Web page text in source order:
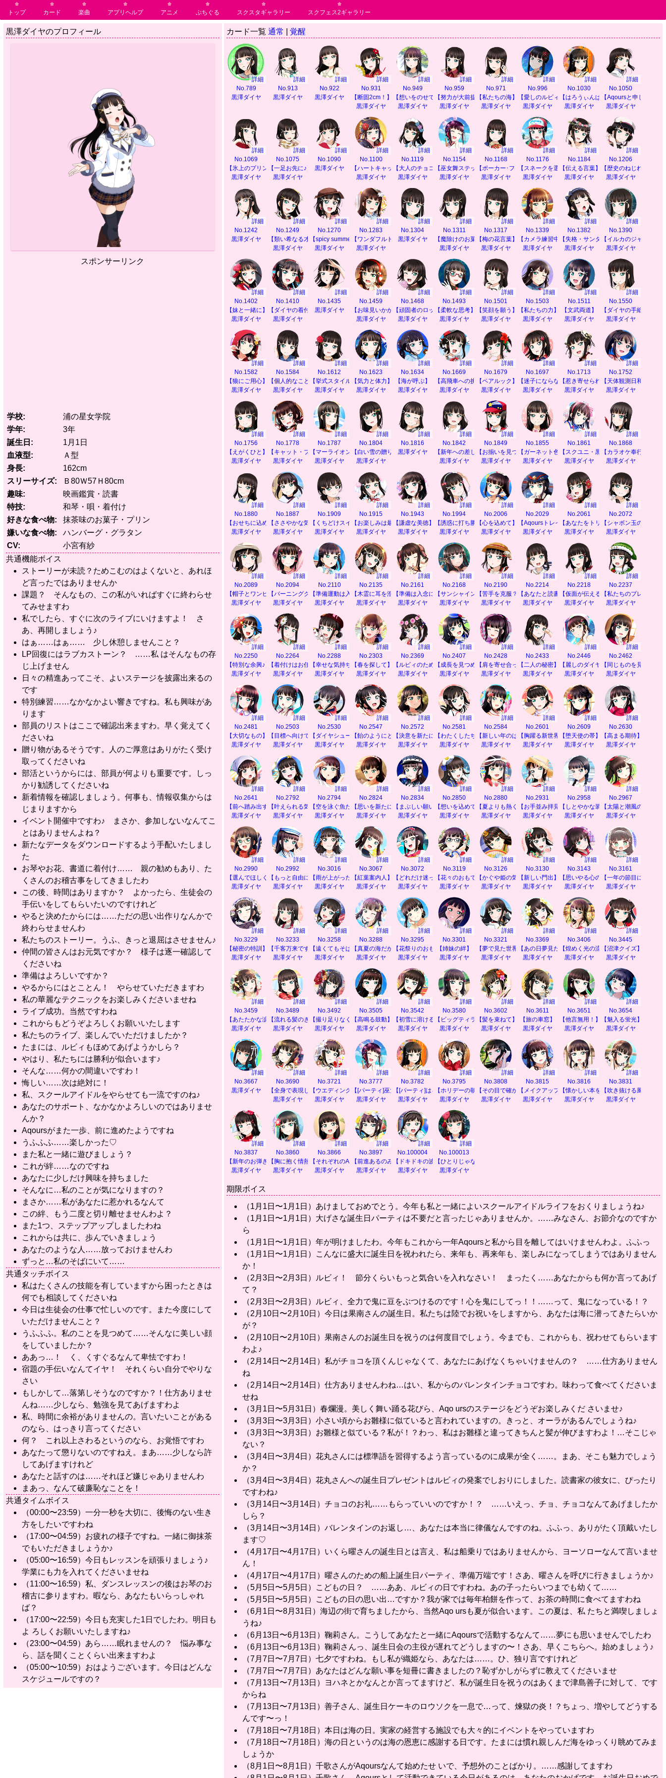
トップ カード 楽曲 アプリヘルプ アニメ ぷちぐる スクスタギャラリー スクフェス2ギャラリー
黒澤ダイヤのプロフィール
スポンサーリンク
学校
浦の星女学院
学年
3年
誕生日
1月1日
血液型
Ａ型
身長
162cm
スリーサイズ
Ｂ80Ｗ57Ｈ80cm
趣味
映画鑑賞・読書
特技
和琴・唄・着付け
好きな食べ物
抹茶味のお菓子・プリン
嫌いな食べ物
ハンバーグ・グラタン
CV
小宮有紗
共通機能ボイス
ストーリーが未読？ためこむのはよくないと、あれほ
ど言ったではありませんか
課題？ そんなもの、この私がいればすぐに終わらせ
てみせますわ
私でしたら、すぐに次のライブにいけますよ！ さ
あ、再開しましょう♪
はぁ……はぁ…… 少し休憩しませんこと？
LP回復にはラブカストーン？ ……私 はそんなもの存
じ上げません
日々の精進あってこそ、よいステージを披露出来るの
です
特別練習……なかなかよい響きですね。私も興味があ
ります
部員のリストはここで確認出来ますわ。早く覚えてく
ださいね
贈り物があるそうです。人のご厚意はありがたく受け
取ってくださいね
部活というからには、部員が何よりも重要です。しっ
かり勧誘してくださいね
新着情報を確認しましょう。何事も、情報収集からは
じまりますから
イベント開催中ですわ♪ まさか、参加しないなんてこ
とはありませんよね？
新たなデータをダウンロードするよう手配いたしまし
た
お琴やお花、書道に着付け…… 親の勧めもあり、た
くさんのお稽古事をしてきましたわ
この後、時間はありますか？ よかったら、生徒会の
手伝いをしてもらいたいのですけれど
やると決めたからには……ただの思い出作りなんかで
終わらせませんわ
私たちのストーリー。うふ、きっと退屈はさせません♪
仲間の皆さんはお元気ですか？ 様子は逐一確認して
くださいね
準備はよろしいですか？
やるからにはとことん！ やらせていただきますわ
私の華麗なテクニックをお楽しみくださいませね
ライブ成功。当然ですわね
これからもどうぞよろしくお願いいたします
私たちのライブ、楽しんでいただけましたか？
たまには、ルビィもほめてあげようかしら？
やはり、私たちには勝利が似合います♪
そんな……何かの間違いですわ！
悔しい……次は絶対に！
私、スクールアイドルをやらせても一流ですのね♪
あなたのサポート、なかなかよろしいのではありませ
んか？
Aqoursがまた一歩、前に進めたようですね
うふふふ……楽しかった♡
また私と一緒に遊びましょう？
これが絆……なのですね
あなたに少しだけ興味を持ちました
そんなに…私のことが気になりますの？
まさか……私があなたに惹かれるなんて
この絆、もう二度と切り離せませんわよ？
また1つ、ステップアップしましたわね
これからは共に、歩んでいきましょう
あなたのような人……放っておけませんわ
ずっと…私のそばにいて……
共通タッチボイス
私はたくさんの技能を有していますから困ったときは
何でも相談してくださいね
今日は生徒会の仕事で忙しいのです。また今度にして
いただけませんこと？
うふふふ。私のことを見つめて……そんなに美しい顔
をしていましたか？
ああっ…！ く、くすぐるなんて卑怯ですわ！
宿題の手伝いなんてイヤ！ それくらい自分でやりな
さい
もしかして…落第しそうなのですか？！仕方ありませ
んね……少しなら、勉強を見てあげますわよ
私、時間に余裕がありませんの。言いたいことがある
のなら、はっきり言ってください
何？ これ以上さわるというのなら、お覚悟ですわ
あなたって懲りないのですねえ。まあ……少しなら許
してあげますけれど
あなたと話すのは……それほど嫌じゃありませんわ
まあっ、なんて破廉恥なことを！
共通タイムボイス
（00:00〜23:59）一分一秒を大切に、後悔のない生き
方をしたいですわね
（17:00〜04:59）お疲れの様子ですね。一緒に御抹茶
でもいただきましょうか♪
（05:00〜16:59）今日もレッスンを頑張りましょう♪
学業にも力を入れてくださいませね
（11:00〜16:59）私、ダンスレッスンの後はお琴のお
稽古に参りますわ。暇なら、あなたもいらっしゃれ
ば？
（17:00〜22:59）今日も充実した1日でしたわ。明日も
よ ろしくお願いいたしますね♪
（23:00〜04:59）あら……眠れませんの？ 悩み事な
ら、話を聞くことくらい出来ますわよ
（05:00〜10:59）おはようございます。今日はどんな
スケジュールですの？
カード一覧 通常 覚醒
詳細
No.789
黒澤ダイヤ
詳細
No.913
黒澤ダイヤ
詳細
No.922
黒澤ダイヤ
詳細
No.931
【断固2cm！】
黒澤ダイヤ
詳細
No.949
【想いをのせて】
黒澤ダイヤ
詳細
No.959
【努力が大前提】
黒澤ダイヤ
詳細
No.971
【私たちの海】
黒澤ダイヤ
詳細
No.996
【愛しのルビィ】
黒澤ダイヤ
詳細
No.1030
【はろうぃんぱーてぃ】
黒澤ダイヤ
詳細
No.1050
【Aqoursと申しますわ
黒澤ダイヤ
詳細
No.1069
【氷上のプリンセス】
黒澤ダイヤ
詳細
No.1075
【一足お先に♪】
黒澤ダイヤ
詳細
No.1090
黒澤ダイヤ
詳細
No.1100
【ハートキャッチ♪】
黒澤ダイヤ
詳細
No.1119
【大人のチョコレート】
黒澤ダイヤ
詳細
No.1154
【巫女舞ステップ】
黒澤ダイヤ
詳細
No.1168
【ポーカー･フェイス】
黒澤ダイヤ
詳細
No.1176
【スネークを選んだ理由】
黒澤ダイヤ
詳細
No.1184
【伝える言葉】
黒澤ダイヤ
詳細
No.1206
【歴史のねじれ】
黒澤ダイヤ
詳細
No.1242
黒澤ダイヤ
詳細
No.1249
【類い希なる才能】
黒澤ダイヤ
詳細
No.1270
【spicy summer】
黒澤ダイヤ
詳細
No.1283
【ワンダフルドリーム】
黒澤ダイヤ
詳細
No.1304
黒澤ダイヤ
詳細
No.1311
【魔除けのお菓子】
黒澤ダイヤ
詳細
No.1317
【梅の花言葉】
黒澤ダイヤ
詳細
No.1339
【カメラ練習中】
黒澤ダイヤ
詳細
No.1382
【失格・サンタクロース】
黒澤ダイヤ
詳細
No.1390
【イルカのジャンプ】
黒澤ダイヤ
詳細
No.1402
【妹と一緒に】
黒澤ダイヤ
詳細
No.1410
【ダイヤの着付け教室】
黒澤ダイヤ
詳細
No.1435
黒澤ダイヤ
詳細
No.1459
【お味見いかが？】
黒澤ダイヤ
詳細
No.1468
【頑固者のロック】
黒澤ダイヤ
詳細
No.1493
【柔軟な思考】
黒澤ダイヤ
詳細
No.1501
【笑顔を願う】
黒澤ダイヤ
詳細
No.1503
【私たちの力】
黒澤ダイヤ
詳細
No.1511
【文武両道】
黒澤ダイヤ
詳細
No.1550
【ダイヤの手紙指南】
黒澤ダイヤ
詳細
No.1582
【狼にご用心】
黒澤ダイヤ
詳細
No.1584
【個人的なこと】
黒澤ダイヤ
詳細
No.1612
【挙式スタイル】
黒澤ダイヤ
詳細
No.1623
【気力と体力】
黒澤ダイヤ
詳細
No.1634
【海が呼ぶ】
黒澤ダイヤ
詳細
No.1669
【高飛車への挑戦】
黒澤ダイヤ
詳細
No.1679
【ペアルック】
黒澤ダイヤ
詳細
No.1697
【迷子にならないように】
黒澤ダイヤ
詳細
No.1713
【惹き寄せられる秘密】
黒澤ダイヤ
詳細
No.1752
【天体観測日和】
黒澤ダイヤ
詳細
No.1756
【えがくひと】
黒澤ダイヤ
詳細
No.1778
【キャット・プリティ】
黒澤ダイヤ
詳細
No.1787
【マーライオンへの道】
黒澤ダイヤ
詳細
No.1804
【白い雪の贈り物】
黒澤ダイヤ
詳細
No.1816
黒澤ダイヤ
詳細
No.1842
【新年への差し入れ】
黒澤ダイヤ
詳細
No.1849
【お揃いを見つけて】
黒澤ダイヤ
詳細
No.1855
【ガーネット色のドレス】
黒澤ダイヤ
詳細
No.1861
【スクユニ・黒澤ダイヤ】
黒澤ダイヤ
詳細
No.1868
【カラオケ奉行】
黒澤ダイヤ
詳細
No.1880
【おせちに込めた願い】
黒澤ダイヤ
詳細
No.1887
【ささやかな気遣い】
黒澤ダイヤ
詳細
No.1909
【くちどけスイート】
黒澤ダイヤ
詳細
No.1915
【お楽しみは最後に】
黒澤ダイヤ
詳細
No.1943
【謙虚な美徳】
黒澤ダイヤ
詳細
No.1994
【誘惑に打ち勝て！】
黒澤ダイヤ
詳細
No.2006
【心を込めて】
黒澤ダイヤ
詳細
No.2029
【Aqoursトレイン】
黒澤ダイヤ
詳細
No.2061
【あなたをトリコに】
黒澤ダイヤ
詳細
No.2072
【シャボン玉のコツ♪】
黒澤ダイヤ
詳細
No.2089
【帽子とワンピース】
黒澤ダイヤ
詳細
No.2094
【バーニングクイズ】
黒澤ダイヤ
詳細
No.2110
【準備運動は入念に】
黒澤ダイヤ
詳細
No.2135
【木霊に耳を澄ませて】
黒澤ダイヤ
詳細
No.2161
【準備は入念に】
黒澤ダイヤ
詳細
No.2168
【サンシャインを感じて】
黒澤ダイヤ
詳細
No.2190
【苦手を克服？】
黒澤ダイヤ
詳細
No.2214
【あなたと読書】
黒澤ダイヤ
詳細
No.2218
【仮面が伝える思い】
黒澤ダイヤ
詳細
No.2237
【私たちのプレゼント】
黒澤ダイヤ
詳細
No.2250
【特別な余興♪】
黒澤ダイヤ
詳細
No.2264
【着付けはお任せ】
黒澤ダイヤ
詳細
No.2288
【幸せな気持ち】
黒澤ダイヤ
詳細
No.2303
【春を探して】
黒澤ダイヤ
詳細
No.2369
【ルビィのために】
黒澤ダイヤ
詳細
No.2407
【成長を見つめて】
黒澤ダイヤ
詳細
No.2428
【肩を寄せ合って】
黒澤ダイヤ
詳細
No.2433
【二人の秘密】
黒澤ダイヤ
詳細
No.2446
【麗しのダイヤモンド】
黒澤ダイヤ
詳細
No.2462
【同じものを見て感じ
黒澤ダイヤ
詳細
No.2481
【大切なもの】
黒澤ダイヤ
詳細
No.2503
【目標へ向けて前進♪】
黒澤ダイヤ
詳細
No.2530
【ダイヤシュート♡】
黒澤ダイヤ
詳細
No.2547
【飴のようにとろけて】
黒澤ダイヤ
詳細
No.2572
【決意を新たに】
黒澤ダイヤ
詳細
No.2581
【わたくしたちの特等席】
黒澤ダイヤ
詳細
No.2584
【新しい年のはじまりに】
黒澤ダイヤ
詳細
No.2601
【胸躍る新世界】
黒澤ダイヤ
詳細
No.2609
【堕天使の帯】
黒澤ダイヤ
詳細
No.2630
【高まる期待】
黒澤ダイヤ
詳細
No.2641
【前へ踏み出す力】
黒澤ダイヤ
詳細
No.2792
【叶えられる気がして】
黒澤ダイヤ
詳細
No.2794
【空を泳ぐ魚たち】
黒澤ダイヤ
詳細
No.2824
【思いを新たに】
黒澤ダイヤ
詳細
No.2834
【まぶしい願いごと】
黒澤ダイヤ
詳細
No.2850
【想いを込めて】
黒澤ダイヤ
詳細
No.2880
【夏よりも熱く】
黒澤ダイヤ
詳細
No.2931
【お手並み拝見】
黒澤ダイヤ
詳細
No.2958
【しとやかな装い】
黒澤ダイヤ
詳細
No.2967
【太陽と潮風の恵み】
黒澤ダイヤ
詳細
No.2990
【選んでほしくて】
黒澤ダイヤ
詳細
No.2992
【もっと自由に】
黒澤ダイヤ
詳細
No.3016
【雨が上がったら】
黒澤ダイヤ
詳細
No.3067
【紅葉案内人】
黒澤ダイヤ
詳細
No.3072
【どれだけ迷っても】
黒澤ダイヤ
詳細
No.3119
【花々のおもてなし】
黒澤ダイヤ
詳細
No.3126
【かぐや姫の気持ち】
黒澤ダイヤ
詳細
No.3130
【新しい門出】
黒澤ダイヤ
詳細
No.3143
【思いやる心の絆】
黒澤ダイヤ
詳細
No.3161
【一年の節目に】
黒澤ダイヤ
詳細
No.3229
【秘密の特訓】
黒澤ダイヤ
詳細
No.3233
【千客万来ですわ】
黒澤ダイヤ
詳細
No.3258
【遠くてもそばに】
黒澤ダイヤ
詳細
No.3288
【真夏の海だから】
黒澤ダイヤ
詳細
No.3295
【花祭りのおもてなし】
黒澤ダイヤ
詳細
No.3301
【姉妹の絆】
黒澤ダイヤ
詳細
No.3321
【夢で見た世界】
黒澤ダイヤ
詳細
No.3369
【あの日夢見たもの】
黒澤ダイヤ
詳細
No.3406
【煌めく光の流れ】
黒澤ダイヤ
詳細
No.3445
【沼津クイズ】
黒澤ダイヤ
詳細
No.3459
【あたたかな涙】
黒澤ダイヤ
詳細
No.3489
【流れる髪のきらめき】
黒澤ダイヤ
詳細
No.3492
【撮り足りなくて】
黒澤ダイヤ
詳細
No.3505
【高鳴る鼓動】
黒澤ダイヤ
詳細
No.3542
【初雪に溶ける思い】
黒澤ダイヤ
詳細
No.3580
【ビッグティラミス】
黒澤ダイヤ
詳細
No.3602
【髪を束ねて】
黒澤ダイヤ
詳細
No.3611
【旅の車窓】
黒澤ダイヤ
詳細
No.3651
【他言無用！】
黒澤ダイヤ
詳細
No.3654
【魅入る蛍光】
黒澤ダイヤ
詳細
No.3667
黒澤ダイヤ
詳細
No.3690
【全身で表現したいから】
黒澤ダイヤ
詳細
No.3721
【ウエディングの夢】
黒澤ダイヤ
詳細
No.3777
【[パーティ]巫女舞ステップ】
黒澤ダイヤ
詳細
No.3782
【[パーティ]はろうぃんぱーてぃ】
黒澤ダイヤ
詳細
No.3795
【ホリデーの朝】
黒澤ダイヤ
詳細
No.3808
【その目で確かめて】
黒澤ダイヤ
詳細
No.3815
【メイクアップルビィ】
黒澤ダイヤ
詳細
No.3816
【懐かしい本を】
黒澤ダイヤ
詳細
No.3831
【吹き抜ける風の香り】
黒澤ダイヤ
詳細
No.3837
【新年のお弾き初め】
黒澤ダイヤ
詳細
No.3860
【胸に抱く情熱の色】
黒澤ダイヤ
詳細
No.3866
【それぞれのAqours】
黒澤ダイヤ
詳細
No.3897
【前進あるのみ！】
黒澤ダイヤ
詳細
No.100004
【ドキドキの波に乗って】
黒澤ダイヤ
詳細
No.100013
【ひとりじゃないから】
黒澤ダイヤ
期限ボイス
（1月1日〜1月1日）あけましておめでとう。今年も私と一緒によいスクールアイドルライフをおくりましょうね♪
（1月1日〜1月1日）大げさな誕生日パーティは不要だと言ったじゃありませんか。……みなさん、お節介なのですか
ら
（1月1日〜1月1日）年が明けましたわ。今年もこれから一年Aqoursと私から目を離してはいけませんわよ。ふふっ
（1月1日〜1月1日）こんなに盛大に誕生日を祝われたら、来年も、再来年も、楽しみになってしまうではありません
か！
（2月3日〜2月3日）ルビィ！ 節分くらいもっと気合いを入れなさい！ まったく……あなたからも何か言ってあげ
て？
（2月3日〜2月3日）ルビィ、全力で鬼に豆をぶつけるのです！心を鬼にしてっ！！……って、鬼になっている！？
（2月10日〜2月10日）今日は果南さんの誕生日。私たちは陸でお祝いをしますから、あなたは海に潜ってきたらいか
が？
（2月10日〜2月10日）果南さんのお誕生日を祝うのは何度目でしょう。今までも、これからも、祝わせてもらいます
わよ♪
（2月14日〜2月14日）私がチョコを頂くんじゃなくて、あなたにあげなくちゃいけませんの？ ……仕方ありません
ね
（2月14日〜2月14日）仕方ありませんわね…はい、私からのバレンタインチョコですわ。味わって食べてくださいま
せね
（3月1日〜5月31日）春爛漫。美しく舞い踊る花びら、Aqo ursのステージをどうぞお楽しみくだ さいませ♪
（3月3日〜3月3日）小さい頃からお雛様に似ていると言われていますの。きっと、オーラがあるんでしょうね♪
（3月3日〜3月3日）お雛様と似ている？私が！？わっ、私はお雛様と違ってきちんと髪が伸びますわよ！…そこじゃ
ない？
（3月4日〜3月4日）花丸さんには標準語を習得するよう言っているのに成果が全く……。まあ、そこも魅力でしょう
か？
（3月4日〜3月4日）花丸さんへの誕生日プレゼントはルビィの発案でしおりにしました。読書家の彼女に、ぴったり
ですわね♪
（3月14日〜3月14日）チョコのお礼……もらっていいのですか！？ ……いえっ、チョ、チョコなんてあげましたか
しら？
（3月14日〜3月14日）バレンタインのお返し…、あなたは本当に律儀なんですのね。ふふっ、ありがたく頂戴いたし
ます♡
（4月17日〜4月17日）いくら曜さんの誕生日とは言え、私は船乗りではありませんから、ヨーソローなんて言いませ
ん！
（4月17日〜4月17日）曜さんのための船上誕生日パーティ、準備万端です！さあ、曜さんを呼びに行きましょうか♪
（5月5日〜5月5日）こどもの日？ ……ああ、ルビィの日ですわね。あの子ったらいつまでも幼くて……
（5月5日〜5月5日）こどもの日の思い出…ですか？我が家では毎年柏餅を作って、お茶の時間に食べてますわね
（6月1日〜8月31日）海辺の街で育ちましたから、当然Aqo ursも夏が似合います。この夏は、私 たちと満喫しましょ
うね♪
（6月13日〜6月13日）鞠莉さん。こうしてあなたと一緒にAqoursで活動するなんて……夢にも思いませんでしたわ
（6月13日〜6月13日）鞠莉さんっ、誕生日会の主役が遅れてどうしますの〜！さあ、早くこちらへ。始めましょう♪
（7月7日〜7月7日）七夕ですわね。もし私が織姫なら、あなたは……。ひ、独り言ですけれど
（7月7日〜7月7日）あなたはどんな願い事を短冊に書きましたの？恥ずかしがらずに教えてくださいませ
（7月13日〜7月13日）ヨハネとかなんとか言ってますけど、私が誕生日を祝うのはあくまで津島善子に対して、です
からね
（7月13日〜7月13日）善子さん、誕生日ケーキのロウソクを一息で…って、煉獄の炎！？ちょっ、増やしてどうする
んです〜っ！
（7月18日〜7月18日）本日は海の日。実家の経営する施設でも大々的にイベントをやっていますわ
（7月18日〜7月18日）海の日というのは海の恩恵に感謝する日です。たまには慣れ親しんだ海をゆっくり眺めてみま
しょうか
（8月1日〜8月1日）千歌さんがAqoursなんて始めたせ いで、予想外のことばかり。……感謝してますわ